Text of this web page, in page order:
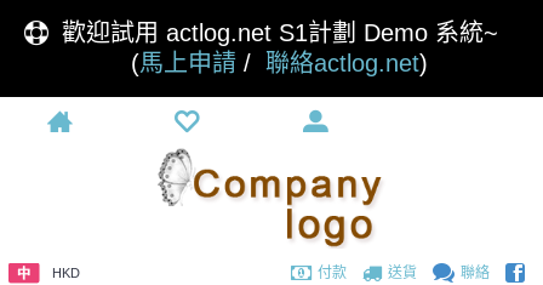
歡迎試用 actlog.net S1計劃 Demo 系統~
(馬上申請 / 聯絡actlog.net)
HKD 付款 送貨 聯絡